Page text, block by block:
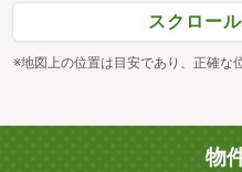
スクロー
※地図上の位置は目安であり、正確な
物